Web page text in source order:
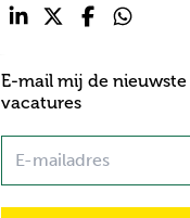
E-mail mij de nieuwste
vacatures